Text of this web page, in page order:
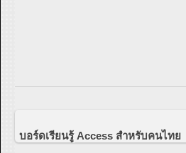
บอร์ดเรียนรู้ Access สำหรับคนไทย